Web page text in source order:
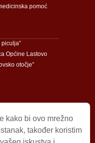
pomoć
piculja”
Općine Lastovo
otočje”
kako bi ovo mrežno
također koristim